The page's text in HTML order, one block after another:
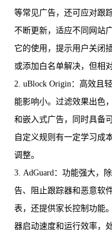
等常见广告，还可应对跟
不断更新，适应不同网站
它的使用，提示用户关闭
或添加白名单解决，但相
2. uBlock Origin：高效且
能影响小。过滤效果出色
和嵌入式广告，同时具备
自定义规则有一定学习成
调整。
3. AdGuard：功能强大，
告、阻止跟踪器和恶意软
表，还提供家长控制功能
器启动速度和运行效率，